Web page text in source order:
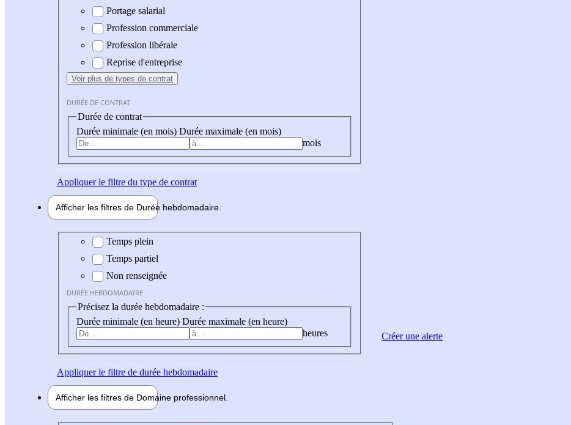
Portage salarial
Profession commerciale
Profession libérale
Reprise d'entreprise
Voir plus de types de contrat
DURÉE DE CONTRAT
Durée de contrat
Durée minimale (en mois) Durée maximale (en mois)
mois
Appliquerle filtre du type de contrat
Afficher les filtres de Durée hebdomadaire
Durée hebdomadaire
Temps plein
Temps partiel
Non renseignée
DURÉE HEBDOMADAIRE
Précisez la durée hebdomadaire :
Durée minimale (en heure) Durée maximale (en heure)
heures
Appliquerle filtre de durée hebdomadaire
Afficher les filtres de Domaine professionnel
Créer une alerte